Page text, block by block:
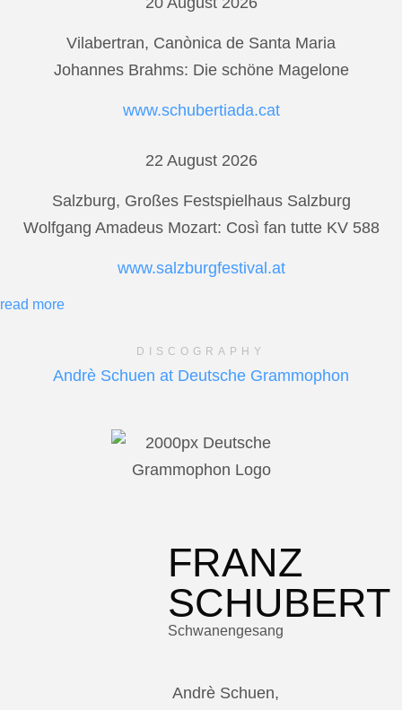
Vilabertran, Canònica de Santa Maria
Johannes Brahms: Die schöne Magelone
www.schubertiada.cat
22 August 2026
Salzburg, Großes Festspielhaus Salzburg
Wolfgang Amadeus Mozart: Così fan tutte KV 588
www.salzburgfestival.at
read more
DISCOGRAPHY
Andrè Schuen at Deutsche Grammophon
FRANZ
SCHUBERT
Schwanengesang
Andrè Schuen,